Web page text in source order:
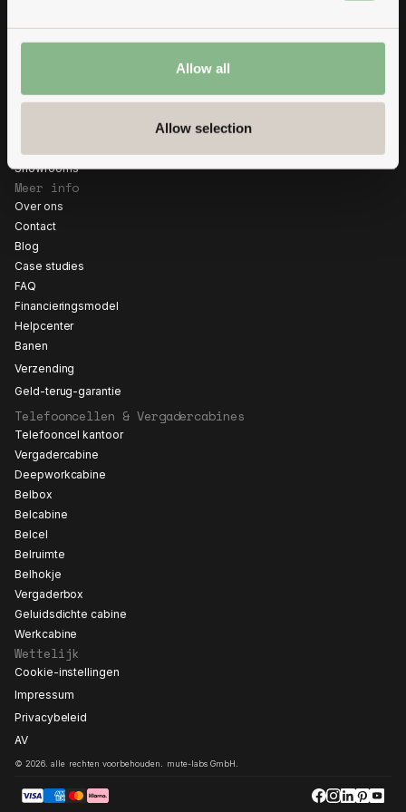
Allow all
Allow selection
hebben alles wat je nodig hebt: Verlichting, ventilatie, een tafel en
For every workspace.
Contact
Showrooms
Meer info
Over ons
Contact
Blog
Case studies
FAQ
Financieringsmodel
Helpcenter
Banen
Verzending
Geld-terug-garantie
Telefooncellen & Vergadercabines
Telefooncel kantoor
Vergadercabine
Deepworkcabine
Belbox
Belcabine
Belcel
Belruimte
Belhokje
Vergaderbox
Geluidsdichte cabine
Werkcabine
Wettelijk
Cookie-instellingen
Impressum
Privacybeleid
AV
© 2026. alle rechten voorbehouden. mute-labs GmbH.